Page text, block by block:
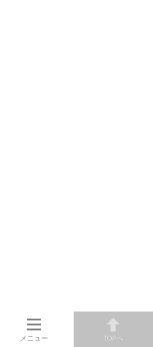
メニュー TOPへ